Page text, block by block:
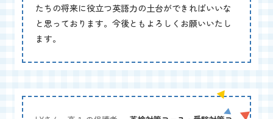
たちの将来に役立つ英語力の土台ができればいいな
と思っております。今後ともよろしくお願いいたし
ます。